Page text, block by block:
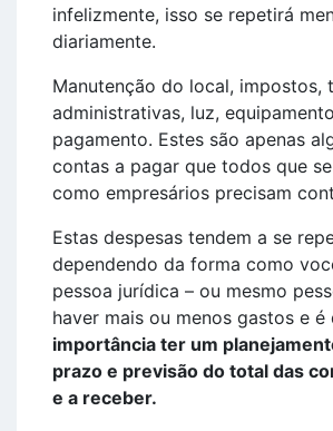
infelizmente, isso se repetirá
diariamente.
Manutenção do local, impostos,
administrativas, luz,
pagamento. Estes são apenas
contas a pagar que todos que
como empresários precisam
Estas despesas tendem a se
dependendo da forma como
pessoa jurídica – ou mesmo
haver mais ou menos gastos e é
importância ter um
prazo e previsão do total das
e a receber.